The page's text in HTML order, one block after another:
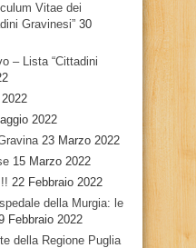
Vitae dei
Gravinesi” 30
– Lista “Cittadini
2022
23 Marzo 2022
15 Marzo 2022
22 Febbraio 2022
della Murgia: le
Febbraio 2022
della Regione Puglia